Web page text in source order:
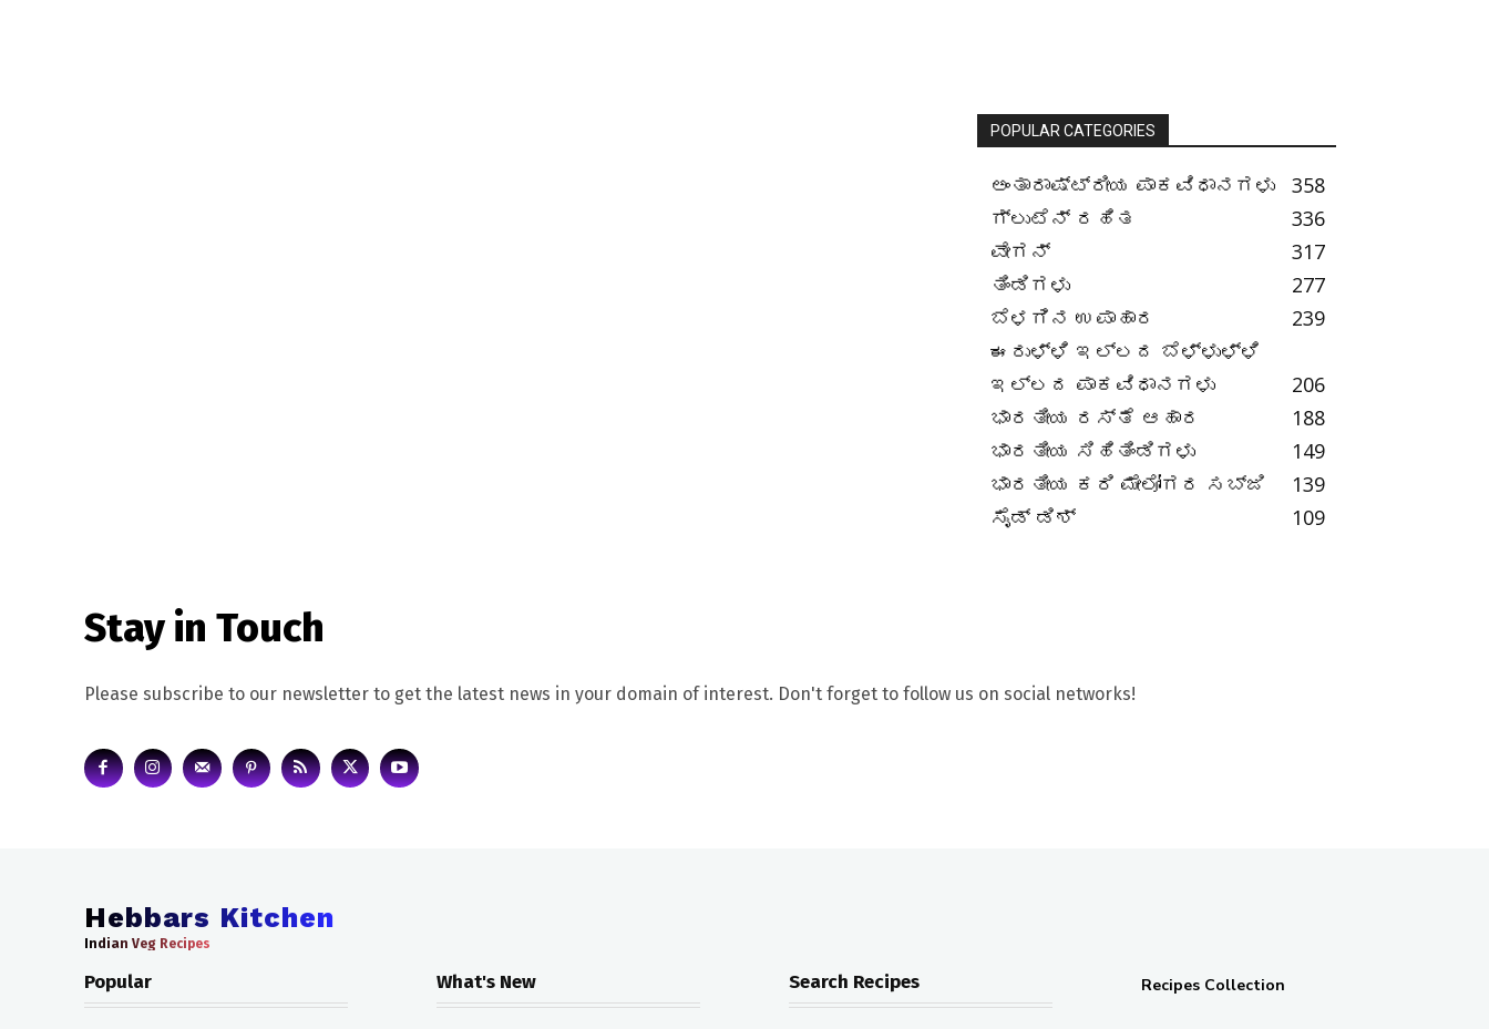
POPULAR CATEGORIES
ಅಂತಾರಾಷ್ಟ್ರೀಯ ಪಾಕವಿಧಾನಗಳು
358
ಗ್ಲುಟೆನ್ ರಹಿತ
336
ವೇಗನ್
317
ತಿಂಡಿಗಳು
277
ಬೆಳಗಿನ ಉಪಾಹಾರ
239
ಈರುಳ್ಳಿ ಇಲ್ಲದ ಬೆಳ್ಳುಳ್ಳಿ
ಇಲ್ಲದ ಪಾಕವಿಧಾನಗಳು
206
ಭಾರತೀಯ ರಸ್ತೆ ಆಹಾರ
188
ಭಾರತೀಯ ಸಿಹಿತಿಂಡಿಗಳು
149
ಭಾರತೀಯ ಕರಿ ಮೇಲೋಗರ ಸಬ್ಜಿ
139
ಸೈಡ್ ಡಿಶ್
109
Stay in Touch
Please subscribe to our newsletter to get the latest news in your domain of interest. Don't forget to follow us on social networks!
Hebbars Kitchen
Indian Veg Recipes
Popular What's New Search Recipes Recipes Collection